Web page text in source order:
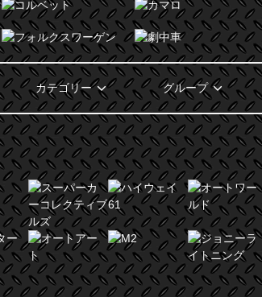
カテゴリー グループ